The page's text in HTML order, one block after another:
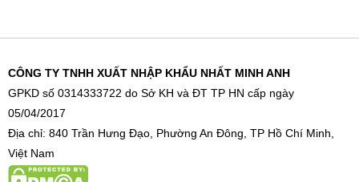
CÔNG TY TNHH XUẤT NHẬP KHẨU NHẤT MINH ANH
GPKD số 0314333722 do Sở KH và ĐT TP HN cấp ngày
05/04/2017
Địa chỉ: 840 Trần Hưng Đạo, Phường An Đông, TP Hồ Chí Minh,
Việt Nam